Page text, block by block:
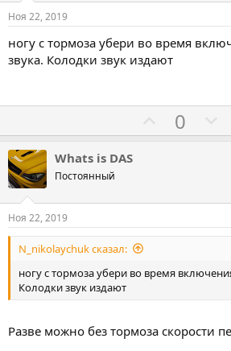
Ноя 22, 2019
ногу с тормоза убери во время
звука. Колодки звук издают
о
с
в
т
ь
а
0
т
Whats is DAS
Постоянный
Ноя 22, 2019
N_nikolaychuk сказал:
ногу с тормоза убери во время
Колодки звук издают
Разве можно без тормоза скорости